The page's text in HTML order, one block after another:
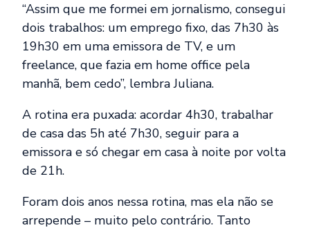
“Assim que me formei em jornalismo, consegui
dois trabalhos: um emprego fixo, das 7h30 às
19h30 em uma emissora de TV, e um
freelance, que fazia em home office pela
manhã, bem cedo”, lembra Juliana.
A rotina era puxada: acordar 4h30, trabalhar
de casa das 5h até 7h30, seguir para a
emissora e só chegar em casa à noite por volta
de 21h.
Foram dois anos nessa rotina, mas ela não se
arrepende – muito pelo contrário. Tanto